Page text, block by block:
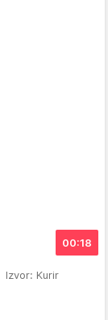
00:18
Izvor: Kurir